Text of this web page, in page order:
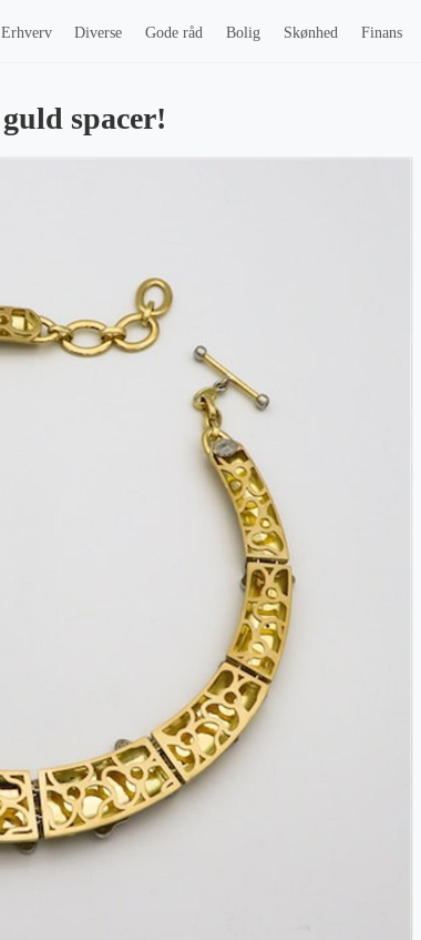
Erhverv Diverse Gode råd Bolig Skønhed Finans
spacer!